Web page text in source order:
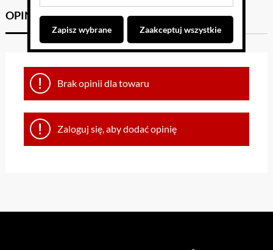
OPINIE KLIENTÓW GPSR
Brak opinii dla towaru
Zaloguj się, aby dodać opinię
Zapisz wybrane Zaakceptuj wszystkie